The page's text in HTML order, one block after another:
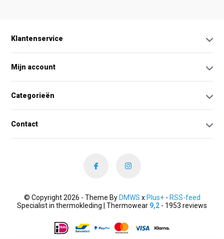
Klantenservice
Mijn account
Categorieën
Contact
© Copyright 2026 - Theme By DMWS x Plus+- RSS-feed
Specialist in thermokleding | Thermowear 9,2 - 1953 reviews